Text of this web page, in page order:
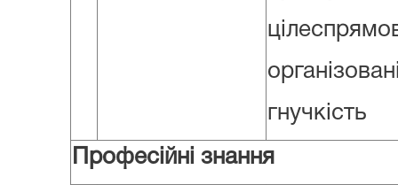
гнучкість
Професійні знання